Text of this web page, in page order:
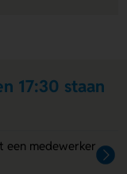
17:30 staan
een medewerker